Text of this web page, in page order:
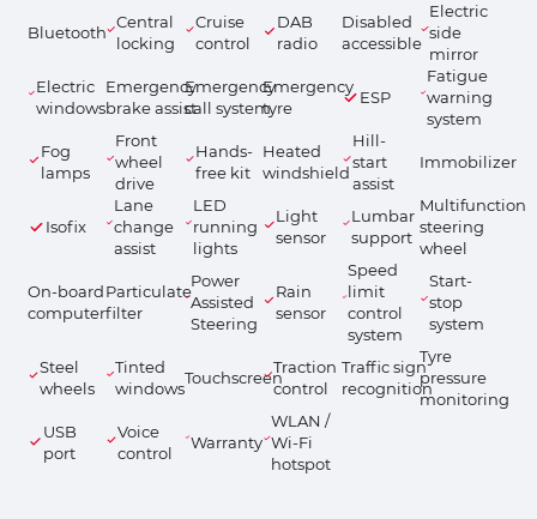
Bluetooth
Central
locking
Cruise
control
DAB
radio
Disabled
accessible
Electric
side
mirror
Electric
windows
Emergency
brake assist
Emergency
call system
Emergency
tyre
ESP
Fatigue
warning
system
Fog
lamps
Front
wheel
drive
Hands-
free kit
Heated
windshield
Hill-
start
assist
Immobilizer
Isofix
Lane
change
assist
LED
running
lights
Light
sensor
Lumbar
support
Multifunction
steering
wheel
On-board
computer
Particulate
filter
Power
Assisted
Steering
Rain
sensor
Speed
limit
control
system
Start-
stop
system
Steel
wheels
Tinted
windows
Touchscreen
Traction
control
Traffic sign
recognition
Tyre
pressure
monitoring
USB
port
Voice
control
Warranty
WLAN /
Wi-Fi
hotspot